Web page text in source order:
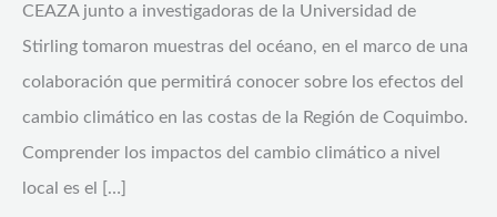
CEAZA junto a investigadoras de la Universidad de
Stirling tomaron muestras del océano, en el marco de una
colaboración que permitirá conocer sobre los efectos del
cambio climático en las costas de la Región de Coquimbo.
Comprender los impactos del cambio climático a nivel
local es el […]